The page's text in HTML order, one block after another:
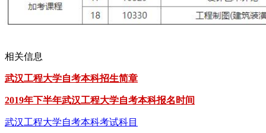
相关信息
武汉工程大学自考本科招生简章
2019年下半年武汉工程大学自考本科报名时间
武汉工程大学自考本科考试科目